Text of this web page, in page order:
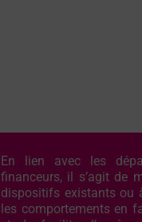
En lien avec les
financeurs, il s’agit de
dispositifs existants ou
les comportements en